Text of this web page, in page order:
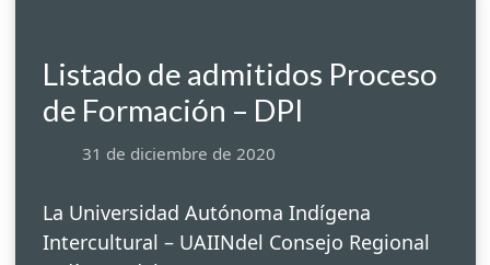
Listado de admitidos Proceso
de Formación – DPI
31 de diciembre de 2020
La Universidad Autónoma Indígena
Intercultural – UAIINdel Consejo Regional